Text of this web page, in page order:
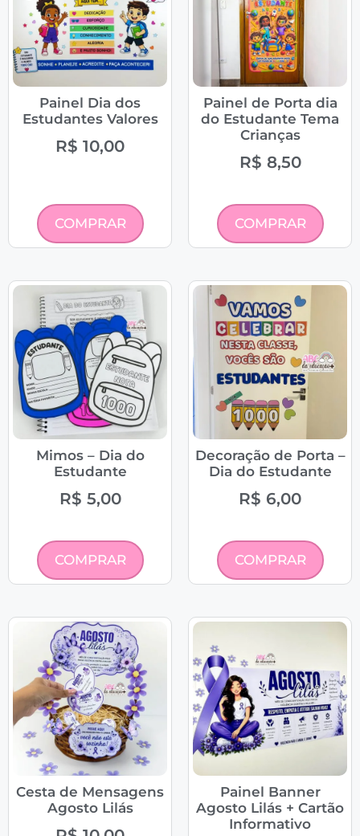
Painel Dia dos
Estudantes Valores
R$ 10,00
COMPRAR
Painel de Porta dia
do Estudante Tema
Crianças
R$ 8,50
COMPRAR
Mimos – Dia do
Estudante
R$ 5,00
COMPRAR
Decoração de Porta –
Dia do Estudante
R$ 6,00
COMPRAR
Cesta de Mensagens
Agosto Lilás
Painel Banner
Agosto Lilás + Cartão
Informativo